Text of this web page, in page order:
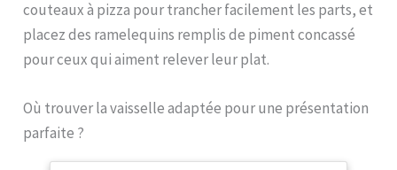
restes ou préparez des
plats directement à partir
du congélateur sans perte
de qualité DIMENSIONS:
de 28,8 cm et un diamètre
plupart des fours et est
Entretien : ne convient pas
couteaux à pizza pour trancher facilement les parts, et
placez des ramelequins remplis de piment concassé
pour ceux qui aiment relever leur plat.
Où trouver la vaisselle adaptée pour une présentation
parfaite ?